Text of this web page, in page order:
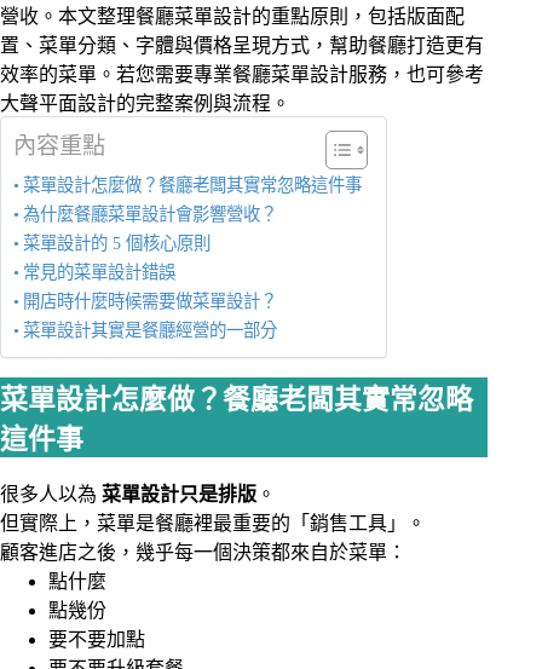
營收。本文整理餐廳菜單設計的重點原則，包括版面配
置、菜單分類、字體與價格呈現方式，幫助餐廳打造更有
效率的菜單。若您需要專業餐廳菜單設計服務，也可參考
大聲平面設計的完整案例與流程。
內容重點
菜單設計怎麼做？餐廳老闆其實常忽略這件事
為什麼餐廳菜單設計會影響營收？
菜單設計的 5 個核心原則
常見的菜單設計錯誤
開店時什麼時候需要做菜單設計？
菜單設計其實是餐廳經營的一部分
菜單設計怎麼做？餐廳老闆其實常忽略
這件事
很多人以為 菜單設計只是排版 。
但實際上，菜單是餐廳裡最重要的「銷售工具」。
顧客進店之後，幾乎每一個決策都來自於菜單：
點什麼
點幾份
要不要加點